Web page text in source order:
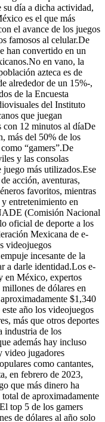
su día a dicha actividad,
es el que más
el avance de los juegos
famosos al celular.De
han convertido en un
en vano, la
azteca es de
alrededor de un 15%-,
de la Encuesta
del Instituto
que juegan
con 12 minutos al díaDe
más del 50% de los
“gamers”.De
y las consolas
más utilizados.Ese
acción, aventuras,
favoritos, mientras
entretenimiento en
(Comisión Nacional
oficial de deporte a los
Mexicana de e-
videojuegos
incesante de la
a darle identidad.Los e-
en México, expertos
de dólares en
$1,340
año los videojuegos
más que otros deportes
industria de los
además hay incluso
video jugadores
como cantantes,
en febrero de 2023,
que más dinero ha
de aproximadamente
top 5 de los gamers
de dólares al año solo